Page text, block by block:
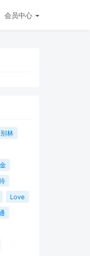
会员中心
林
Love